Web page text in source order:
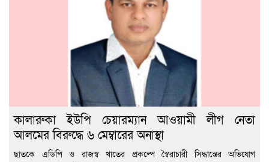
কালারুকা ইউপি চেয়ারম্যান আওয়ামী লীগ নেতা
আলমের বিরুদ্ধে ৬ মেম্বারের অনাস্থা
ছাতকে এডিপি ও রাজস্ব খাতের প্রকল্পে স্বৈরাচারী সিদ্ধান্তের অভিযোগ